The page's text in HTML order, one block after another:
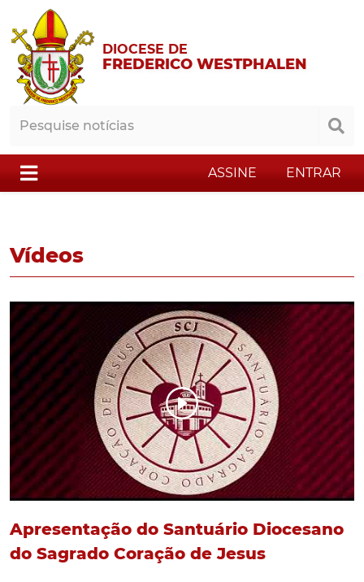
DIOCESE DE
FREDERICO WESTPHALEN
ASSINE ENTRAR
Vídeos
Apresentação do Santuário Diocesano
do Sagrado Coração de Jesus